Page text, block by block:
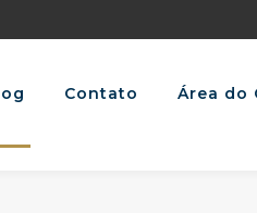
Contato Área do